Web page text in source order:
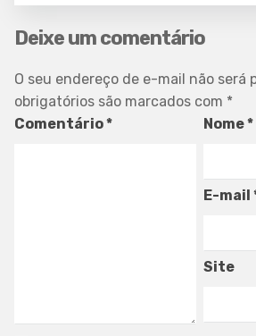
Deixe um comentário
O seu endereço de e-mail não será
obrigatórios são marcados com *
Comentário* Nome*
E-mail
Site